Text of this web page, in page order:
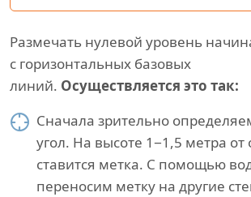
Размечать нулевой уровень
с горизонтальных базовых
линий. Осуществляется это так:
Сначала зрительно
угол. На высоте 1−1,5 метра от
ставится метка. С помощью
переносим метку на другие